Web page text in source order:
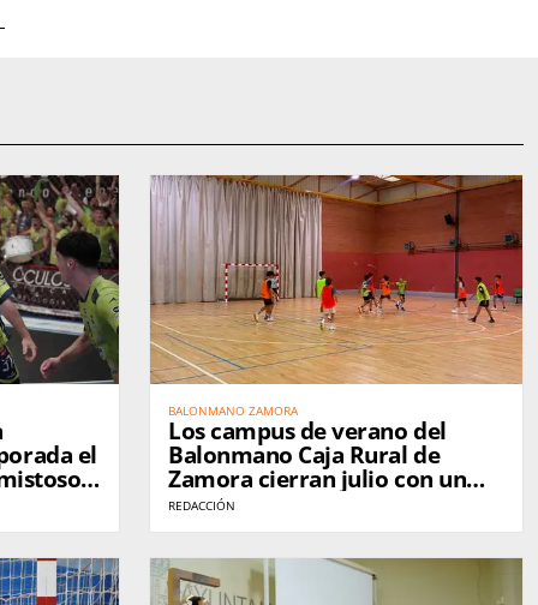
el
BALONMANO ZAMORA
Los campus de verano del
Balonmano Caja Rural de
Zamora cierran julio con un
balance muy positivo y ponen
la vista en Sanabria
REDACCIÓN